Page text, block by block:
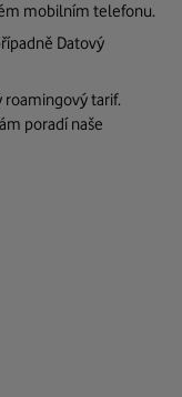
mobilním telefonu.
Datový
roamingový tarif.
poradí naše